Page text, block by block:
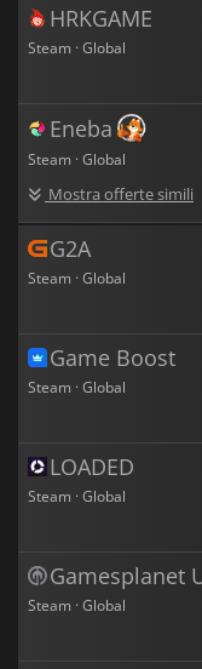
HRKGAME
Steam · Global
Eneba
Steam · Global
Mostra offerte simili
G2A
Steam · Global
Game Boost
Steam · Global
LOADED
Steam · Global
Gamesplanet
Steam · Global